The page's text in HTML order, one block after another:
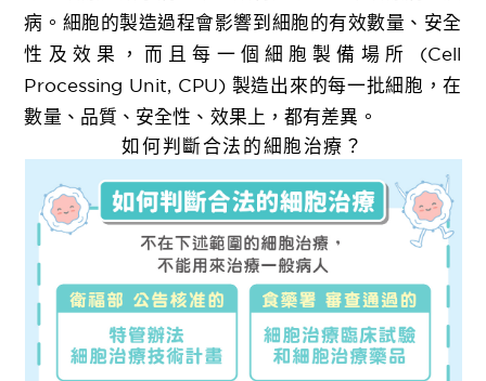
病。細胞的製造過程會影響到細胞的有效數量、安全
性及效果，而且每一個細胞製備場所 (Cell
Processing Unit, CPU) 製造出來的每一批細胞，在
數量、品質、安全性、效果上，都有差異。
如何判斷合法的細胞治療？